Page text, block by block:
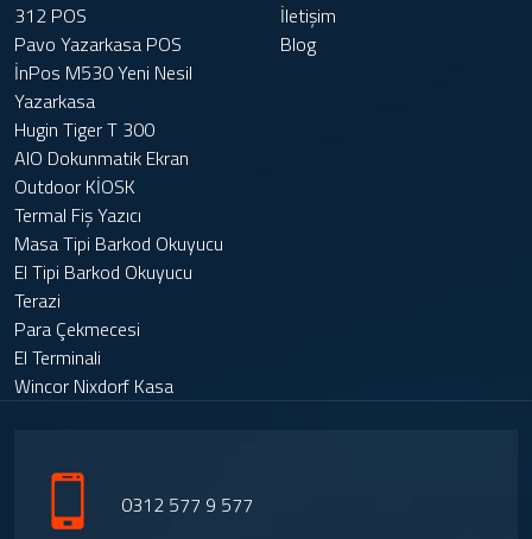
312 POS
Pavo Yazarkasa POS
İnPos M530 Yeni Nesil
Yazarkasa
Hugin Tiger T 300
AIO Dokunmatik Ekran
Outdoor KİOSK
Termal Fiş Yazıcı
Masa Tipi Barkod Okuyucu
El Tipi Barkod Okuyucu
Terazi
Para Çekmecesi
El Terminali
Wincor Nixdorf Kasa
İletişim
Blog
0312 577 9 577